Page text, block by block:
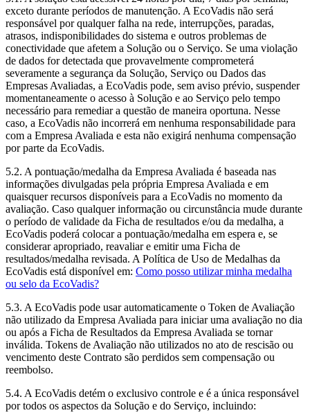
exceto durante períodos de manutenção. A EcoVadis não será
responsável por qualquer falha na rede, interrupções, paradas,
atrasos, indisponibilidades do sistema e outros problemas de
conectividade que afetem a Solução ou o Serviço. Se uma violação
de dados for detectada que provavelmente comprometerá
severamente a segurança da Solução, Serviço ou Dados das
Empresas Avaliadas, a EcoVadis pode, sem aviso prévio, suspender
momentaneamente o acesso à Solução e ao Serviço pelo tempo
necessário para remediar a questão de maneira oportuna. Nesse
caso, a EcoVadis não incorrerá em nenhuma responsabilidade para
com a Empresa Avaliada e esta não exigirá nenhuma compensação
por parte da EcoVadis.
5.2. A pontuação/medalha da Empresa Avaliada é baseada nas
informações divulgadas pela própria Empresa Avaliada e em
quaisquer recursos disponíveis para a EcoVadis no momento da
avaliação. Caso qualquer informação ou circunstância mude durante
o período de validade da Ficha de resultados e/ou da medalha, a
EcoVadis poderá colocar a pontuação/medalha em espera e, se
considerar apropriado, reavaliar e emitir uma Ficha de
resultados/medalha revisada. A Política de Uso de Medalhas da
EcoVadis está disponível em: Como posso utilizar minha medalha
ou selo da EcoVadis?
5.3. A EcoVadis pode usar automaticamente o Token de Avaliação
não utilizado da Empresa Avaliada para iniciar uma avaliação no dia
ou após a Ficha de Resultados da Empresa Avaliada se tornar
inválida. Tokens de Avaliação não utilizados no ato de rescisão ou
vencimento deste Contrato são perdidos sem compensação ou
reembolso.
5.4. A EcoVadis detém o exclusivo controle e é a única responsável
por todos os aspectos da Solução e do Serviço, incluindo: